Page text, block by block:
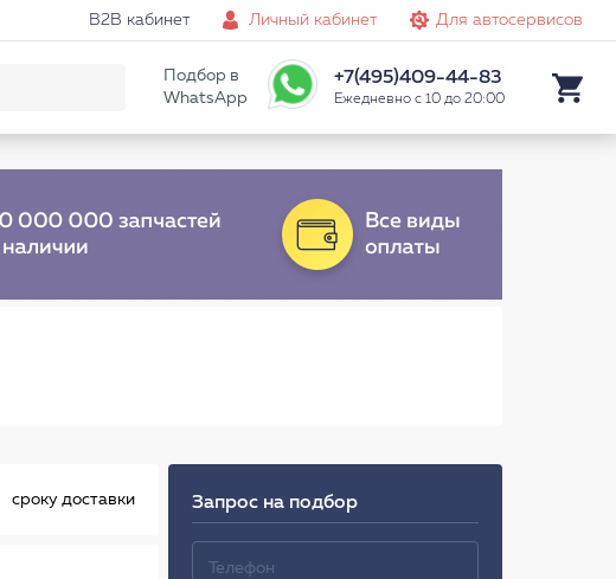
B2B кабинет Личный кабинет Для автосервисов
Подбор в
WhatsApp
+7(495)409-44-83
Ежедневно с 10 до 20:00
сроку доставки Запрос на подбор